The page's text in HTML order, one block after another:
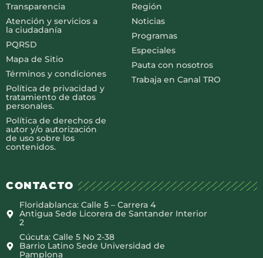
Transparencia
Atención y servicios a
la ciudadanía
PQRSD
Mapa de Sitio
Términos y condiciones
Política de privacidad y
tratamiento de datos
personales.
Política de derechos de
autor y/o autorización
de uso sobre los
contenidos.
Región
Noticias
Programas
Especiales
Pauta con nosotros
Trabaja en Canal TRO
CONTACTO
Floridablanca: Calle 5 – Carrera 4
Antigua Sede Licorera de Santander Interior
2
Cúcuta: Calle 5 No 2-38
Barrio Latino Sede Universidad de
Pamplona